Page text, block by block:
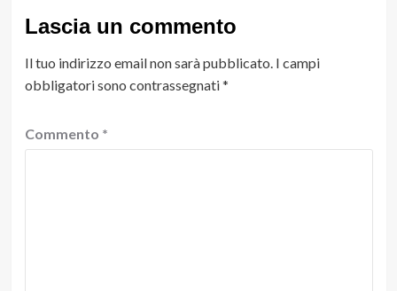
Lascia un commento
Il tuo indirizzo email non sarà pubblicato. I campi
obbligatori sono contrassegnati*
Commento *